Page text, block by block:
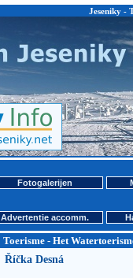
Jeseniky -
Fotogalerijen
Advertentie accomm.
Toerisme - Het
Říčka Desná